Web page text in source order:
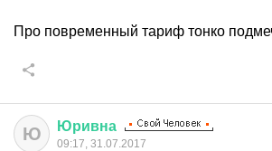
Про повременный тариф тонко
Ю Юривна
09:17, 31.07.2017